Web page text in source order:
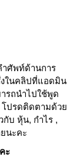
ศัพท์ด้านการ
ในคลิปที่แอดมิน
รถนำไปใช้พูด
ปรดติดตามด้วย
บ หุ้น, กำไร ,
นะคะ
ะ